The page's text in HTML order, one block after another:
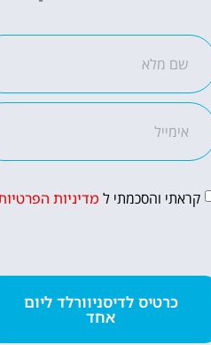
טיסות
קראתי והסכמתי ל מדיניות
כרטיס לדיסניוורלד ליום
אחד